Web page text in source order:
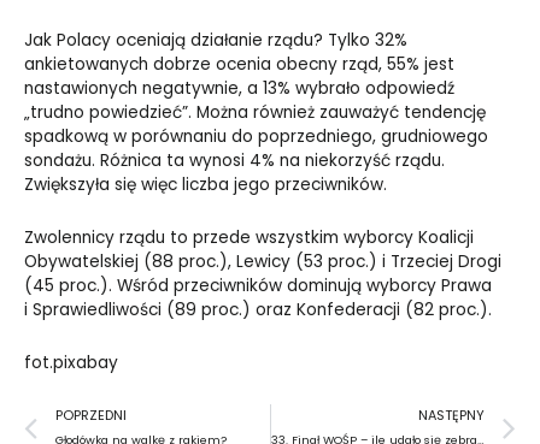
Jak Polacy oceniają działanie rządu? Tylko 32%
ankietowanych dobrze ocenia obecny rząd, 55% jest
nastawionych negatywnie, a 13% wybrało odpowiedź
„trudno powiedzieć”. Można również zauważyć tendencję
spadkową w porównaniu do poprzedniego, grudniowego
sondażu. Różnica ta wynosi 4% na niekorzyść rządu.
Zwiększyła się więc liczba jego przeciwników.
Zwolennicy rządu to przede wszystkim wyborcy Koalicji
Obywatelskiej (88 proc.), Lewicy (53 proc.) i Trzeciej Drogi
(45 proc.). Wśród przeciwników dominują wyborcy Prawa
i Sprawiedliwości (89 proc.) oraz Konfederacji (82 proc.).
fot.pixabay
Prev
POPRZEDNI
Głodówka na walkę z rakiem?
NASTĘPNY